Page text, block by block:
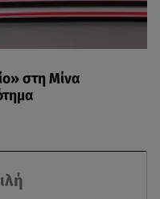
στη Μίνα